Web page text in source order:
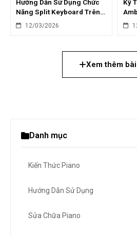
Hướng Dẫn Sử Dụng Chức
Năng Split Keyboard Trên
Piano Điện
12/03/2026
Kỹ
Âm
Xem thêm
Danh mục
Kiến Thức Piano
Hướng Dẫn Sử Dụng
Sửa Chữa Piano